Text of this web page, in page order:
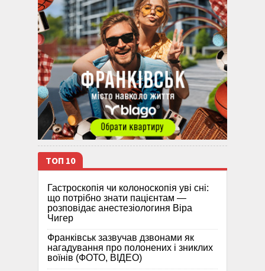
ТОП 10
Гастроскопія чи колоноскопія уві сні:
що потрібно знати пацієнтам —
розповідає анестезіологиня Віра
Чигер
Франківськ зазвучав дзвонами як
нагадування про полонених і зниклих
воїнів (ФОТО, ВІДЕО)